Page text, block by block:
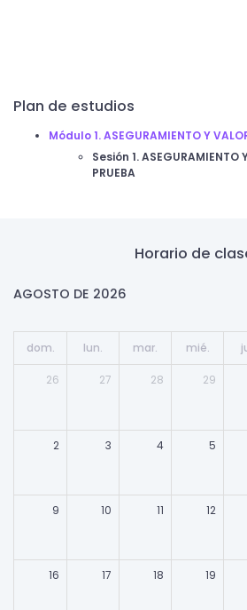
Plan de estudios
Módulo 1. ASEGURAMIENTO Y
Sesión 1. ASEGURAMIENTO
PRUEBA
Horario de
AGOSTO DE 2026
dom. lun. mar. mié.
26 27 28 29
2 3 4 5
9 10 11 12
16 17 18 19